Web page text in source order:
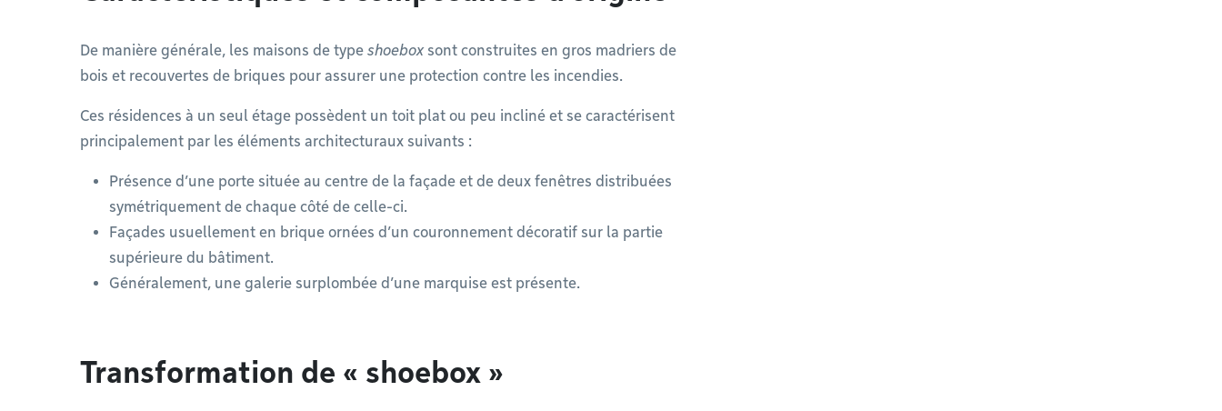
De manière générale, les maisons de type shoeboxsont construites en gros madriers de
bois et recouvertes de briques pour assurer une protection contre les incendies.
Ces résidences à un seul étage possèdent un toit plat ou peu incliné et se caractérisent
principalement par les éléments architecturaux suivants :
Présence d’une porte située au centre de la façade et de deux fenêtres distribuées
symétriquement de chaque côté de celle-ci.
Façades usuellement en brique ornées d’un couronnement décoratif sur la partie
supérieure du bâtiment.
Généralement, une galerie surplombée d’une marquise est présente.
Transformation de « shoebox »